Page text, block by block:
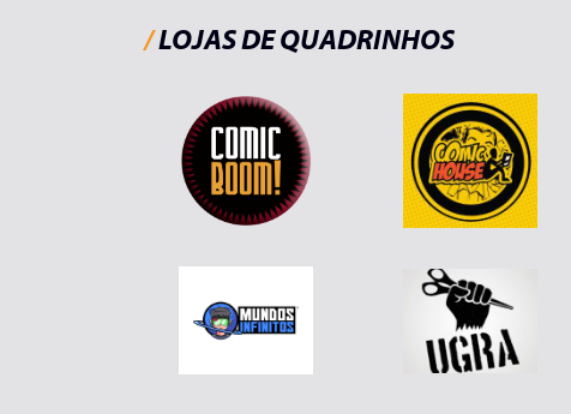
/LOJAS DE QUADRINHOS